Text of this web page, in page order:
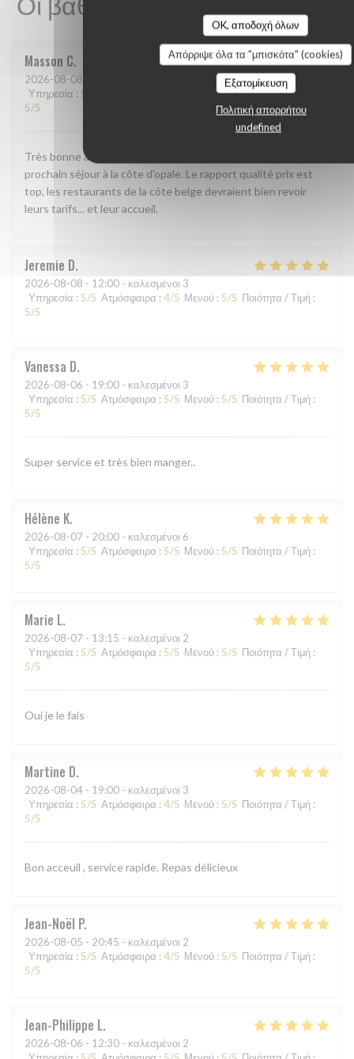
OK, αποδοχή όλων
Απόρριψε όλα τα "μπισκότα" (cookies)
Εξατομίκευση
Πολιτική απορρήτου
undefined
Masson C
2026-08-08
Υπηρεσία : 5 :5/5 Ποιότητα / Τιμή
5/5
Très bonne adresse, nous y repasserons lors de notre
prochain séjour à la côte d'opale. Le rapport qualité prix est
top, les restaurants de la côte belge devraient bien revoir
leurs tarifs... et leur accueil.
Jeremie D
2026-08-08 - 12:00 - καλεσμένοι 3
Υπηρεσία : 5/5 Ατμόσφαιρα : 4/5 Μενού : 5/5 Ποιότητα / Τιμή :
5/5
Vanessa D
2026-08-06 - 19:00 - καλεσμένοι 3
Υπηρεσία : 5/5 Ατμόσφαιρα : 5/5 Μενού : 5/5 Ποιότητα / Τιμή :
5/5
Super service et très bien manger..
Hélène K
2026-08-07 - 20:00 - καλεσμένοι 6
Υπηρεσία : 5/5 Ατμόσφαιρα : 5/5 Μενού : 5/5 Ποιότητα / Τιμή :
5/5
Marie L
2026-08-07 - 13:15 - καλεσμένοι 2
Υπηρεσία : 5/5 Ατμόσφαιρα : 5/5 Μενού : 5/5 Ποιότητα / Τιμή :
5/5
Oui je le fais
Martine D
2026-08-04 - 19:00 - καλεσμένοι 3
Υπηρεσία : 5/5 Ατμόσφαιρα : 4/5 Μενού : 5/5 Ποιότητα / Τιμή :
5/5
Bon acceuil , service rapide. Repas délicieux
Jean-Noël P
2026-08-05 - 20:45 - καλεσμένοι 2
Υπηρεσία : 5/5 Ατμόσφαιρα : 4/5 Μενού : 5/5 Ποιότητα / Τιμή :
5/5
Jean-Philippe L
2026-08-06 - 12:30 - καλεσμένοι 2